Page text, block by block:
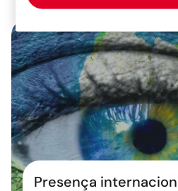
Presença